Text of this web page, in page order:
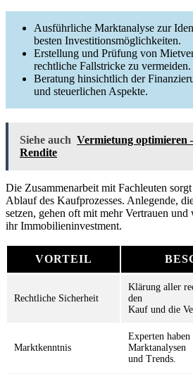
Ausführliche Marktanalyse zur
besten Investitionsmöglichkeiten.
Erstellung und Prüfung von
rechtliche Fallstricke zu vermeiden.
Beratung hinsichtlich der
und steuerlichen Aspekte.
Siehe auch Vermietung optimieren
Rendite
Die Zusammenarbeit mit Fachleuten
Ablauf des Kaufprozesses. Anlegende,
setzen, gehen oft mit mehr Vertrauen
ihr Immobilieninvestment.
VORTEIL
Rechtliche Sicherheit
Klärung aller
den
Kauf und die
Marktkenntnis
Experten
Marktanalysen
und Trends.